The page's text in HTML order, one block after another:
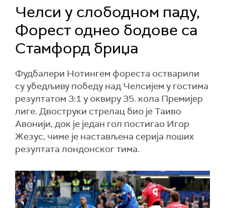
Челси у слободном паду,
Форест однео бодове са
Стамфорд бриџа
Фудбалери Нотингем фореста остварили
су убедљиву победу над Челсијем у гостима
резултатом 3:1 у оквиру 35. кола Премијер
лиге. Двоструки стрелац био је Таиво
Авонији, док је један гол постигао Игор
Жезус, чиме је настављена серија лоших
резултата лондонског тима.